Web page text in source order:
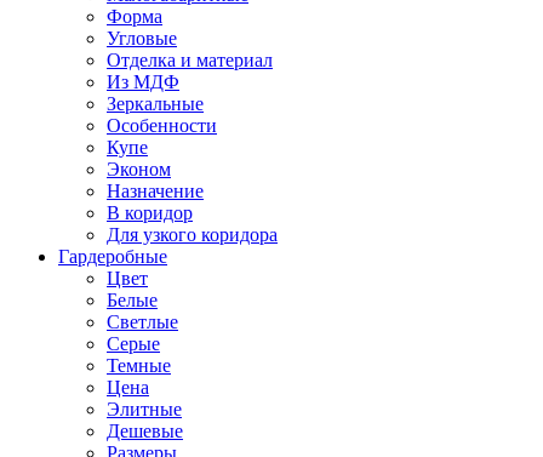
Форма
Угловые
Отделка и материал
Из МДФ
Зеркальные
Особенности
Купе
Эконом
Назначение
В коридор
Для узкого коридора
Гардеробные
Цвет
Белые
Светлые
Серые
Темные
Цена
Элитные
Дешевые
Размеры